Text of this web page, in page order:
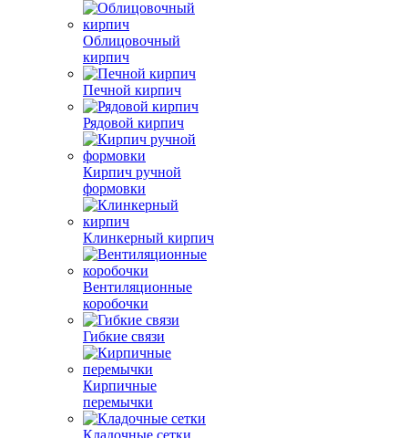
Облицовочный
кирпич
Печной кирпич
Рядовой кирпич
Кирпич ручной
формовки
Клинкерный кирпич
Вентиляционные
коробочки
Гибкие связи
Кирпичные
перемычки
Кладочные сетки